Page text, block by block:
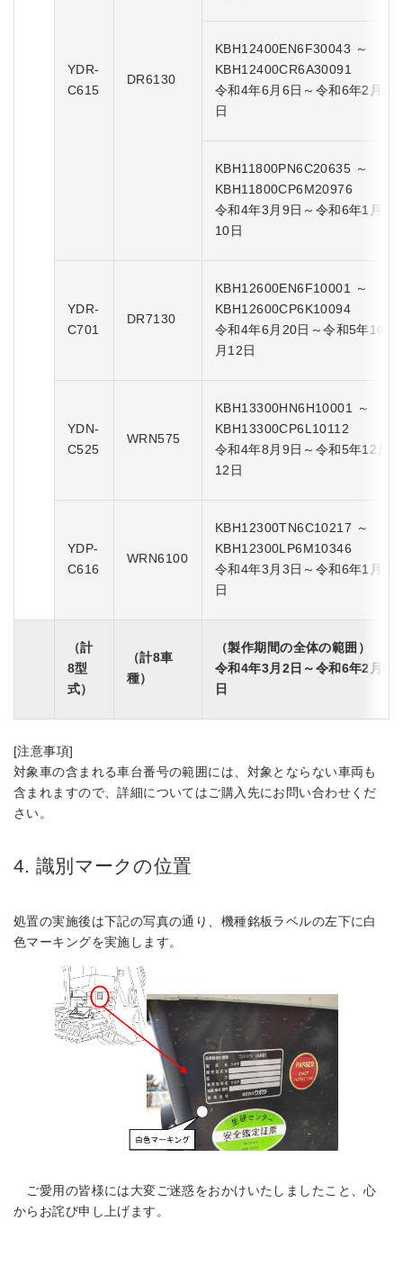
YDR-
C615
DR6130
KBH12400EN6F30043 ～
KBH12400CR6A30091
令和4年6月6日～令和6年2月5
日
KBH11800PN6C20635 ～
KBH11800CP6M20976
令和4年3月9日～令和6年1月
10日
YDR-
C701
DR7130
KBH12600EN6F10001 ～
KBH12600CP6K10094
令和4年6月20日～令和5年10
月12日
YDN-
C525
WRN575
KBH13300HN6H10001 ～
KBH13300CP6L10112
令和4年8月9日～令和5年12月
12日
YDP-
C616
WRN6100
KBH12300TN6C10217 ～
KBH12300LP6M10346
令和4年3月3日～令和6年1月9
日
（計
8型
式）
（計8車
種）
（製作期間の全体の範囲）
令和4年3月2日～令和6年2月5
日
[注意事項]
対象車の含まれる車台番号の範囲には、対象とならない車両も
含まれますので、詳細についてはご購入先にお問い合わせくだ
さい。
4. 識別マークの位置
処置の実施後は下記の写真の通り、機種銘板ラベルの左下に白
色マーキングを実施します。
ご愛用の皆様には大変ご迷惑をおかけいたしましたこと、心
からお詫び申し上げます。